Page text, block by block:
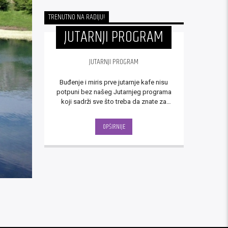
TRENUTNO NA RADIJU!
JUTARNJI PROGRAM
JUTARNJI PROGRAM
Buđenje i miris prve jutarnje kafe nisu
potpuni bez našeg Jutarnjeg programa
koji sadrži sve što treba da znate za
OPŠIRNIJE